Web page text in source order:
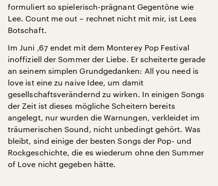
formuliert so spielerisch-prägnant Gegentöne wie
Lee. Count me out – rechnet nicht mit mir, ist Lees
Botschaft.
Im Juni ‚67 endet mit dem Monterey Pop Festival
inoffiziell der Sommer der Liebe. Er scheiterte gerade
an seinem simplen Grundgedanken: All you need is
love ist eine zu naive Idee, um damit
gesellschaftsverändernd zu wirken. In einigen Songs
der Zeit ist dieses mögliche Scheitern bereits
angelegt, nur wurden die Warnungen, verkleidet im
träumerischen Sound, nicht unbedingt gehört. Was
bleibt, sind einige der besten Songs der Pop- und
Rockgeschichte, die es wiederum ohne den Summer
of Love nicht gegeben hätte.